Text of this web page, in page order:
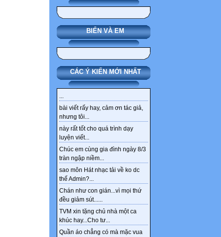
BIỂN VÀ EM
CÁC Ý KIẾN MỚI NHẤT
...
bài viết rấy hay, cảm ơn tác giả,
nhưng tôi...
này rất tốt cho quá trình dạy
luyện viết...
Chúc em cùng gia đình ngày 8/3
tràn ngập niềm...
sao môn Hát nhạc tải về ko dc
thế Admin?...
Chán như con gián...vì mọi thứ
đều giảm sút......
TVM xin tặng chủ nhà một ca
khúc hay...Cho tư...
Quần áo chẳng có mà mặc vua